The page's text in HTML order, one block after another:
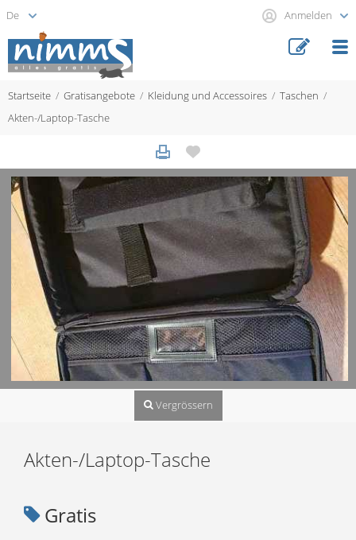
Anmelden
Startseite Gratisangebote Kleidung und Accessoires
Taschen
Akten-/Laptop-Tasche
Vergrössern
Akten-/Laptop-Tasche
Gratis